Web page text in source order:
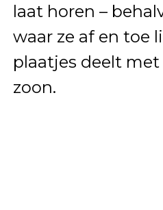
laat horen –
waar ze af en toe
plaatjes deelt
zoon.